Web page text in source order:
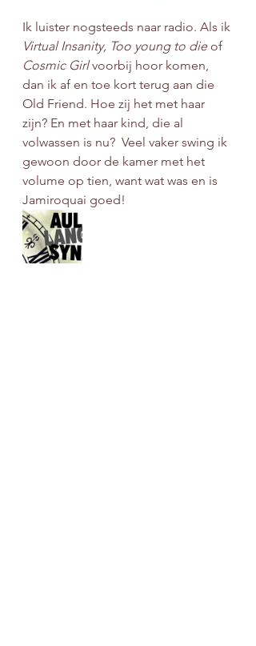
Ik luister nogsteeds naar radio. Als ik
Virtual Insanity, Too young to die of
Cosmic Girl voorbij hoor komen,
dan ik af en toe kort terug aan die
Old Friend. Hoe zij het met haar
zijn? En met haar kind, die al
volwassen is nu?  Veel vaker swing ik
gewoon door de kamer met het
volume op tien, want wat was en is
Jamiroquai goed!